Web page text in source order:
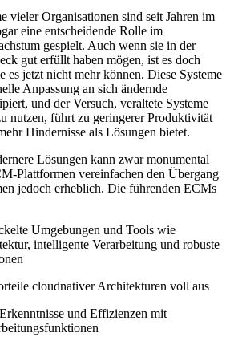
vieler Organisationen sind seit Jahren im
eine entscheidende Rolle im
gespielt. Auch wenn sie in der
gut erfüllt haben mögen, ist es doch
es jetzt nicht mehr können. Diese Systeme
Anpassung an sich ändernde
und der Versuch, veraltete Systeme
nutzen, führt zu geringerer Produktivität
Hindernisse als Lösungen bietet.
Lösungen kann zwar monumental
Plattformen vereinfachen den Übergang
jedoch erheblich. Die führenden ECMs
Umgebungen und Tools wie
intelligente Verarbeitung und robuste
cloudnativer Architekturen voll aus
und Effizienzen mit